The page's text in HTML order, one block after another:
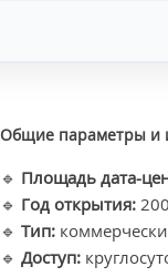
Общие параметры и
🔹 Площадь дата-
🔹 Год открытия:
🔹 Тип:
🔹 Доступ: